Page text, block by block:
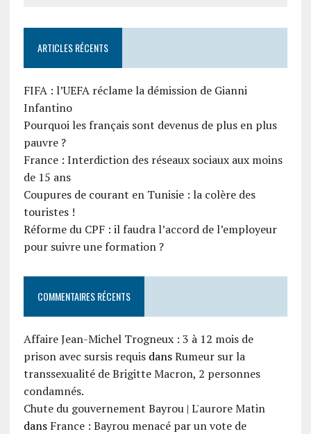
ARTICLES RÉCENTS
FIFA : l’UEFA réclame la démission de Gianni
Infantino
Pourquoi les français sont devenus de plus en plus
pauvre ?
France : Interdiction des réseaux sociaux aux moins
de 15 ans
Coupures de courant en Tunisie : la colère des
touristes !
Réforme du CPF : il faudra l’accord de l’employeur
pour suivre une formation ?
COMMENTAIRES RÉCENTS
Affaire Jean-Michel Trogneux : 3 à 12 mois de
prison avec sursis requisdansRumeur sur la
transsexualité de Brigitte Macron, 2 personnes
condamnés.
Chute du gouvernement Bayrou | L'aurore Matin
dans France : Bayrou menacé par un vote de